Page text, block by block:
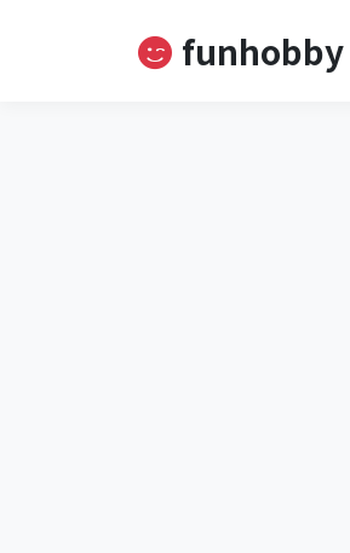
funhobby